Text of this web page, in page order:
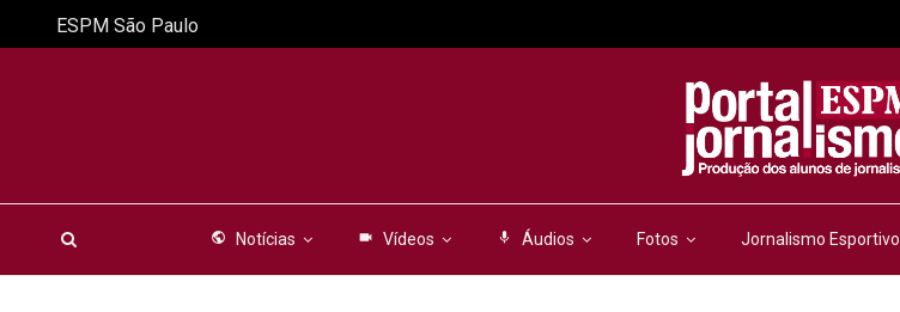
public Notícias videocam Vídeos mic Áudios Fotos Jornalismo Esportivo
ESPM São Paulo